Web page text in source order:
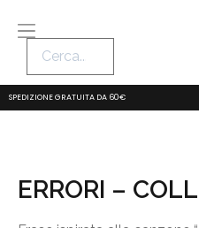
SPEDIZIONE GRATUITA DA 60€
ERRORI –